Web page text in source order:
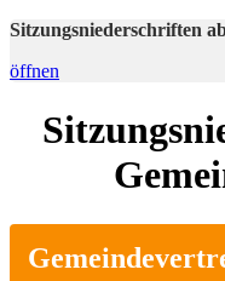
Sitzungsniederschriften
öffnen